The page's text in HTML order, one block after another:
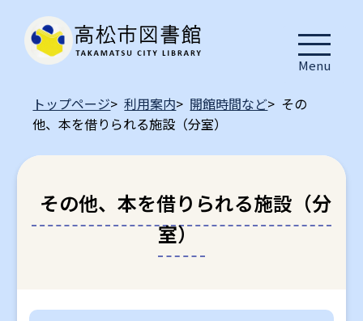
Menu
トップページ>利用案内> 開館時間など> その
他、本を借りられる施設（分室）
その他、本を借りられる施設（分
室）